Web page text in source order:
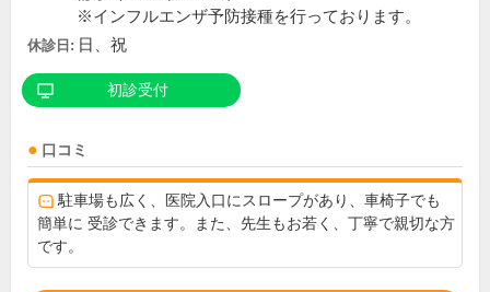
※インフルエンザ予防接種を行っております。
休診日: 日、祝
初診受付
口コミ
駐車場も広く、医院入口にスロープがあり、車椅子でも
簡単に 受診できます。また、先生もお若く、丁寧で親切な方
です。